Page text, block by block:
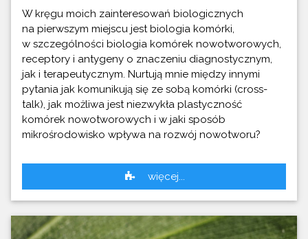
W kręgu moich zainteresowań biologicznych
na pierwszym miejscu jest biologia komórki,
w szczególności biologia komórek nowotworowych,
receptory i antygeny o znaczeniu diagnostycznym,
jak i terapeutycznym. Nurtują mnie między innymi
pytania jak komunikują się ze sobą komórki (cross-
talk), jak możliwa jest niezwykła plastyczność
komórek nowotworowych i w jaki sposób
mikrośrodowisko wpływa na rozwój nowotworu?
więcej...